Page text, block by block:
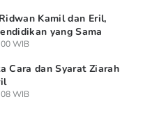
Kamil dan Eril,
yang Sama
WIB
Cara dan Syarat Ziarah
WIB